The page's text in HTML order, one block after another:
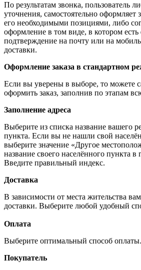
По результатам звонка, пользователь
уточнения, самостоятельно оформляет
его необходимыми позициями, либо
оформление в том виде, в котором есть
подтверждение на почту или на
доставки.
Оформление заказа в стандартном
Если вы уверены в выборе, то можете
оформить заказ, заполнив по этапам
Заполнение адреса
Выберите из списка название вашего
пункта. Если вы не нашли свой
выберите значение «Другое
название своего населённого пункта в
Введите правильный индекс.
Доставка
В зависимости от места жительства
доставки. Выберите любой удобный
Оплата
Выберите оптимальный способ оплаты.
Покупатель